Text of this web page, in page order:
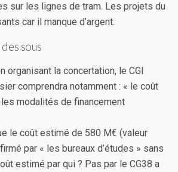
sur les lignes de tram. Les projets du
car il manque d’argent.
sous
organisant la concertation, le CGI
comprendra notamment : « le coût
modalités de financement
le coût estimé de 580 M€ (valeur
par « les bureaux d’études » sans
estimé par qui ? Pas par le CG38 a